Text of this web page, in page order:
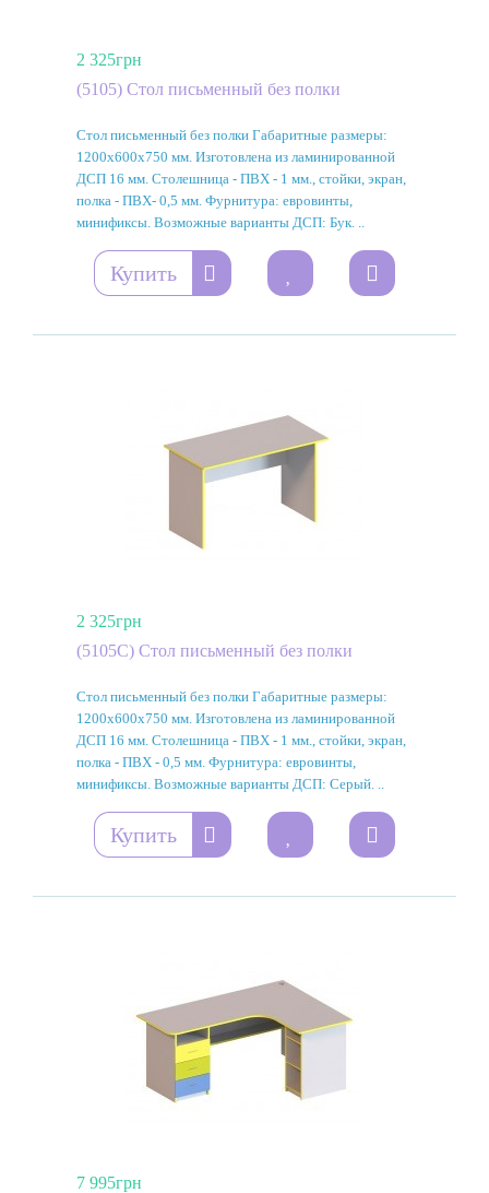
2 325грн
(5105) Стол письменный без полки
Стол письменный без полки Габаритные размеры:
1200х600х750 мм. Изготовлена из ламинированной
ДСП 16 мм. Столешница - ПВХ - 1 мм., стойки, экран,
полка - ПВХ- 0,5 мм. Фурнитура: евровинты,
минификсы. Возможные варианты ДСП: Бук. ..
Купить
2 325грн
(5105C) Стол письменный без полки
Стол письменный без полки Габаритные размеры:
1200х600х750 мм. Изготовлена из ламинированной
ДСП 16 мм. Столешница - ПВХ - 1 мм., стойки, экран,
полка - ПВХ - 0,5 мм. Фурнитура: евровинты,
минификсы. Возможные варианты ДСП: Серый. ..
Купить
7 995грн